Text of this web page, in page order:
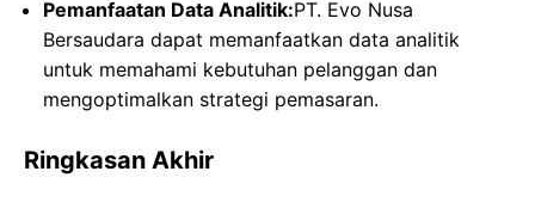
Pemanfaatan Data Analitik:PT. Evo Nusa
Bersaudara dapat memanfaatkan data analitik
untuk memahami kebutuhan pelanggan dan
mengoptimalkan strategi pemasaran.
Ringkasan Akhir